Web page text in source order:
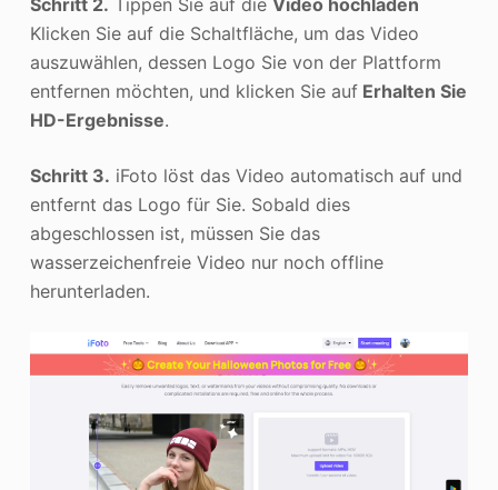
Schritt 2. Tippen Sie auf die Video hochladen
Klicken Sie auf die Schaltfläche, um das Video
auszuwählen, dessen Logo Sie von der Plattform
entfernen möchten, und klicken Sie aufErhalten Sie
HD-Ergebnisse.
Schritt 3. iFoto löst das Video automatisch auf und
entfernt das Logo für Sie. Sobald dies
abgeschlossen ist, müssen Sie das
wasserzeichenfreie Video nur noch offline
herunterladen.